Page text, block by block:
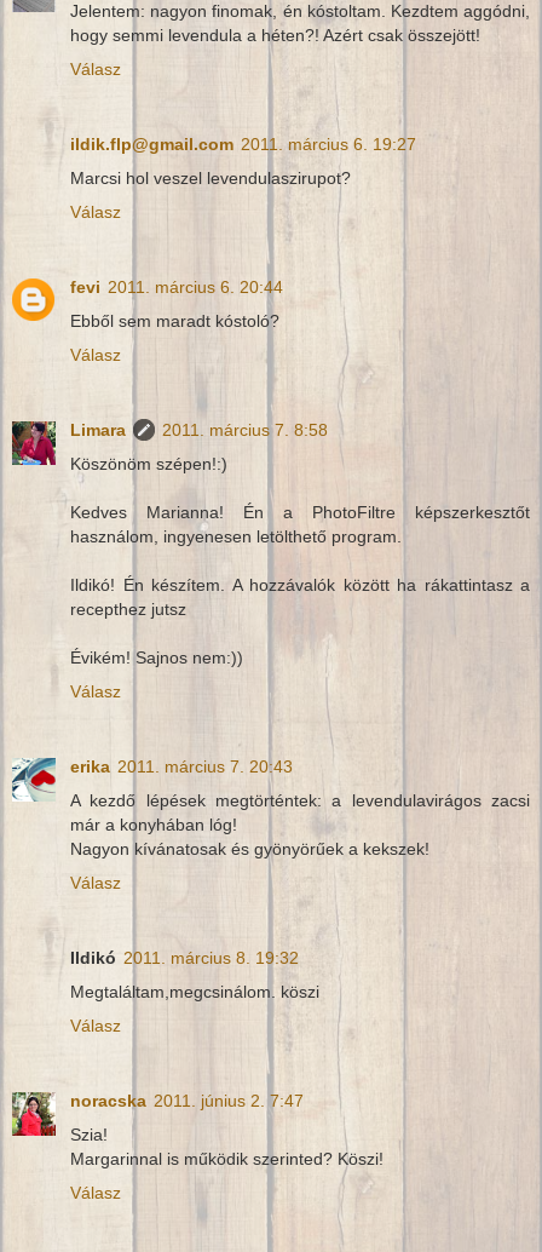
Jelentem: nagyon finomak, én kóstoltam. Kezdtem aggódni,
hogy semmi levendula a héten?! Azért csak összejött!
Válasz
ildik.flp@gmail.com 2011. március 6. 19:27
Marcsi hol veszel levendulaszirupot?
Válasz
fevi 2011. március 6. 20:44
Ebből sem maradt kóstoló?
Válasz
Limara
2011. március 7. 8:58
Köszönöm szépen!:)
Kedves Marianna! Én a PhotoFiltre képszerkesztőt
használom, ingyenesen letölthető program.
Ildikó! Én készítem. A hozzávalók között ha rákattintasz a
recepthez jutsz
Évikém! Sajnos nem:))
Válasz
erika 2011. március 7. 20:43
A kezdő lépések megtörténtek: a levendulavirágos zacsi
már a konyhában lóg!
Nagyon kívánatosak és gyönyörűek a kekszek!
Válasz
Ildikó 2011. március 8. 19:32
Megtaláltam,megcsinálom. köszi
Válasz
noracska 2011. június 2. 7:47
Szia!
Margarinnal is működik szerinted? Köszi!
Válasz